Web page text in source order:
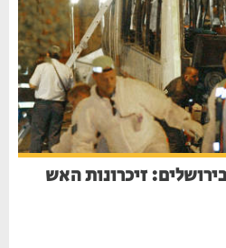
שנים לטבח בקו 2 בירושלים: זיכרונות האש